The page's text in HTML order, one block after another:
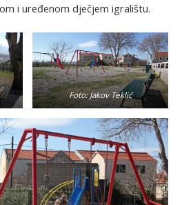
i uređenom dječjem igralištu.
Foto: Jakov Teklić